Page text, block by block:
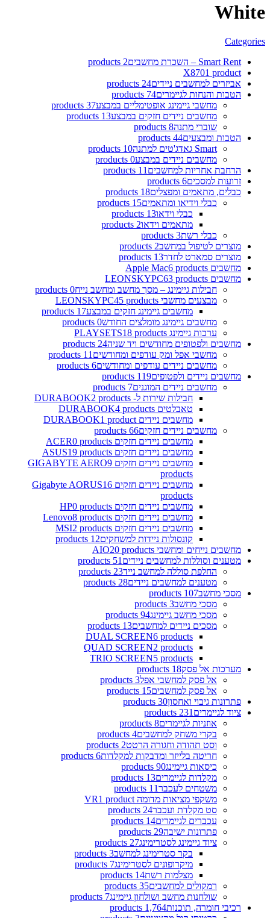
White
Categories
Smart Rent – השכרת מחשבים
2 products
X8701 product
אביזרים למחשבים ניידים24 products
הטבות והנחות לגיימרים74 products
מחשבי גיימינג אופטימליים במבצע37 products
מחשבים ניידים חזקים במבצע13 products
שוברי מתנה8 products
הטבות ומבצעים44 products
Smart גאדג'טים למתנה
10 products
מחשבים ניידים במבצע0 products
הרחבת אחריות למחשבים 11 products
זרועות למסכים6 products
כבלים, מתאמים ומפצלים18 products
כבלי וידיאו ומתאמים15 products
כבלי וידאו13 products
מתאמים וידאו2 products
כבלי רשת3 products
מוצרים לטיפול במחשב2 products
מוצרים סמארט לחדר13 products
מחשבים Apple Mac 6 products
מחשבים LEONSKYPC 63 products
חבילות גיימינג – מסך מחשב ומחשב נייח0 products
מבצעים מחשבי LEONSKYPC 45 products
מחשבים גיימינג חזקים במבצע17 products
מחשבים גיימינג מומלצים החודש0 products
ערכות גיימינג PLAYSETS 18 products
מחשבים ולפטופים מחודשים ויד שניה24 products
מחשבי אפל ומק עודפים ומחודשים 11 products
מחשבים ניידים עודפים ומחודשים6 products
מחשבים ניידים ולפטופים119 products
מחשבים ניידים המוגנים7 products
חבילות שירות ל- DURABOOK 2 products
טאבלטים DURABOOK 4 products
מחשבים ניידים DURABOOK 1 product
מחשבים ניידים חזקים66 products
מחשבים ניידים חזקים ACER 0 products
מחשבים ניידים חזקים ASUS 19 products
מחשבים ניידים חזקים GIGABYTE AERO 9
products
מחשבים ניידים חזקים Gigabyte AORUS 16
products
מחשבים ניידים חזקים HP 0 products
מחשבים ניידים חזקים Lenovo 8 products
מחשבים ניידים חזקים MSI 2 products
קונסולות ניידות למשחקים12 products
מחשבים נייחים ומחשבי AIO 20 products
מטענים וסוללות למחשבים ניידים 51 products
החלפת סוללה למחשב נייד23 products
מטענים למחשבים ניידים28 products
מסכי מחשב107 products
מסכי מחשב3 products
מסכי מחשב גיימינג94 products
מסכים ניידים למחשבים13 products
DUAL SCREEN6 products
QUAD SCREEN2 products
TRIO SCREEN5 products
מערכות אל פסק18 products
אל פסק למחשבי אפל3 products
אל פסק למחשבים15 products
פתרונות גיבוי ואחסון30 products
ציוד לגיימרים 231 products
אוזניות לגיימרים8 products
בקרי משחק למחשבים4 products
וסט תהודה וחגורה הרטט2 products
חריטה בלייזר ומדבקות למקלדות6 products
כיסאות גיימינג90 products
מקלדות לגיימרים13 products
משטחים לעכבר11 products
משקפי מציאות מדומה VR 1 product
סט מקלדת ועכבר24 products
עכברים לגיימרים14 products
פתרונות ישיבה29 products
ציוד גיימינג לסטרימינג27 products
בקר סטרימינג למחשב3 products
מיקרופונים לסטרימינג7 products
מצלמות רשת14 products
רמקולים למחשבים35 products
שולחנות מחשב ושולחון גיימינג7 products
רכיבי חומרה, תוכנות1,764 products